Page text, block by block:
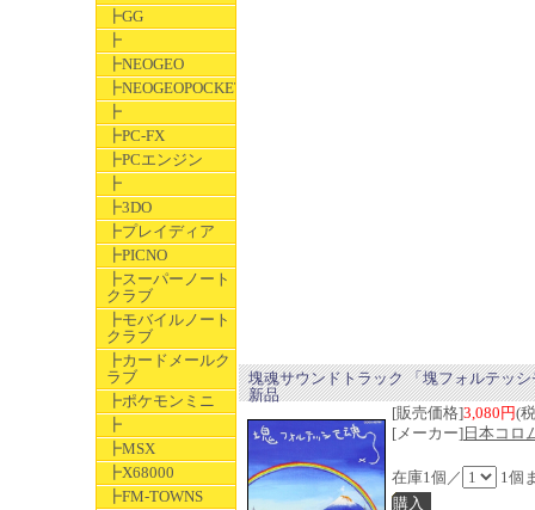
┣GG
┣
┣NEOGEO
┣NEOGEOPOCKET
┣
┣PC-FX
┣PCエンジン
┣
┣3DO
┣プレイディア
┣PICNO
┣スーパーノート
クラブ
┣モバイルノート
クラブ
┣カードメールク
ラブ
┣ポケモンミニ
┣
┣MSX
┣X68000
┣FM-TOWNS
塊魂サウンドトラック 「塊フォルテッ
新品
[販売価格]3,080円(
[メーカー]日本コロ
在庫1個／ 1個